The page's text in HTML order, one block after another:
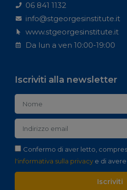
06 841 1132
info@stgeorgesinstitute.it
www.stgeorgesinstitute.it
Da lun a ven 10:00-19:00
Iscriviti alla newsletter
Confermo di aver letto,
l'informativa sulla privacy e di avere
Iscriviti